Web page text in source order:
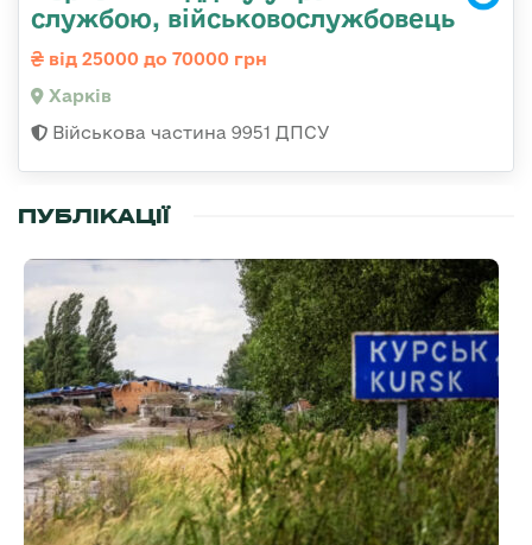
службою, військовослужбовець
від 25000 до 70000 грн
Харків
Військова частина 9951 ДПСУ
ПУБЛІКАЦІЇ